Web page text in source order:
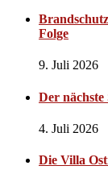
Folge
9. Juli 2026
Der nächste
4. Juli 2026
Die Villa